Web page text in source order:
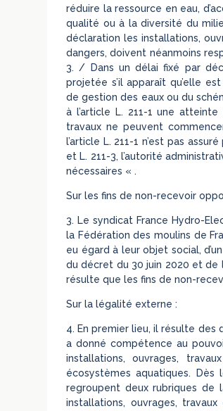
réduire la ressource en eau,
qualité ou à la diversité du
déclaration les installations,
dangers, doivent néanmoins
3. / Dans un délai fixé par
projetée s’il apparaît qu’elle
de gestion des eaux ou du
à l’article L. 211-1 une
travaux ne peuvent
l’article L. 211-1 n’est pas
et L. 211-3, l’autorité
nécessaires « .
Sur les fins de non-recevoir
3. Le syndicat France Hydro-
la Fédération des moulins de
eu égard à leur objet social,
du décret du 30 juin 2020 et de
résulte que les fins de non-
Sur la légalité externe :
4. En premier lieu, il résulte des
a donné compétence au
installations, ouvrages,
écosystèmes aquatiques.
regroupent deux rubriques de
installations, ouvrages,